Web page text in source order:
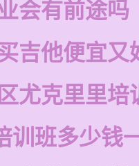
会有前途吗
吉他便宜又
尤克里里培
训班多少钱